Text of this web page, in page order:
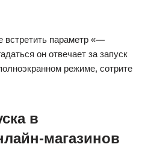
параметр «—
он отвечает за запуск
режиме, сотрите
в
магазинов